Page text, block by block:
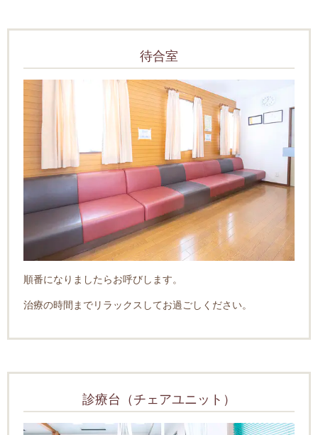
待合室
順番になりましたらお呼びします。
治療の時間までリラックスしてお過ごしください。
診療台（チェアユニット）